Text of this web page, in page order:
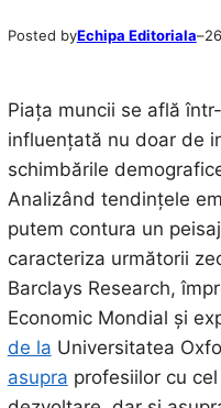
Posted byEchipa Editoriala–
Piața muncii se află
influențată nu doar de
schimbările
Analizând tendințele
putem contura un
caracteriza următorii
Barclays Research,
Economic Mondial și
de la Universitatea
asupra profesiilor cu